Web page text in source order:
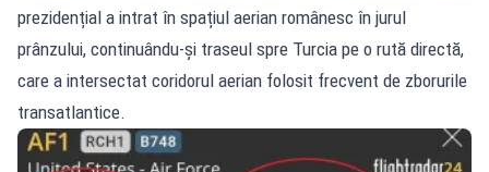
prezidențial a intrat în spațiul aerian românesc în jurul
prânzului, continuându‑și traseul spre Turcia pe o rută directă,
care a intersectat coridorul aerian folosit frecvent de zborurile
transatlantice.